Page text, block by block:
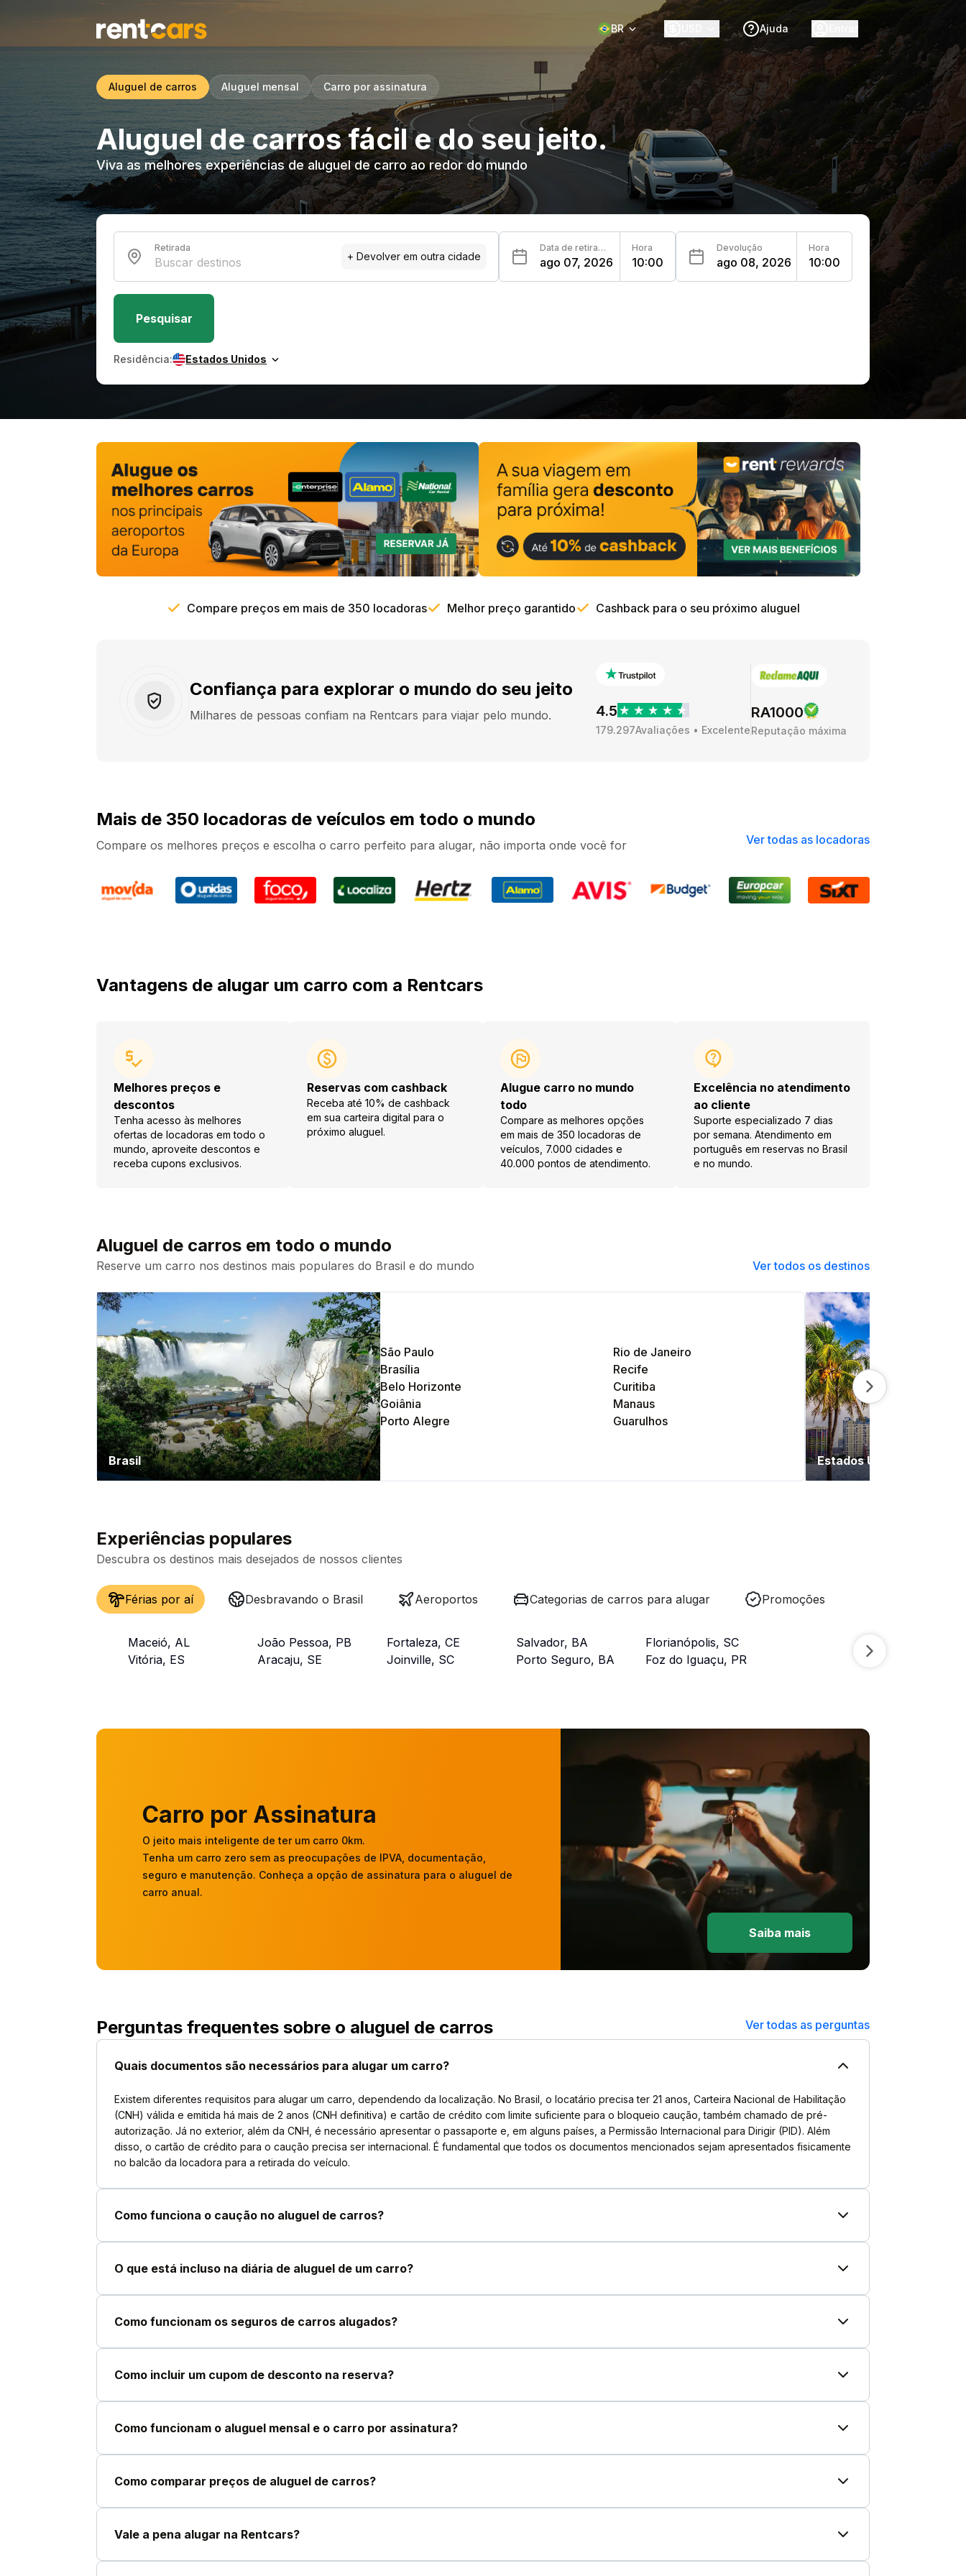
BR Ajuda
Aluguel de carros Aluguel mensal Carro por assinatura
Aluguel de carros fácil e do seu jeito.
Viva as melhores experiências de aluguel de carro ao redor do mundo
Retirada
+ Devolver em outra cidade
Data de retirada
ago 07, 2026
Hora
10:00
Devolução
ago 08, 2026
Hora
10:00
Pesquisar
Residência: Estados Unidos
Compare preços em mais de 350 locadoras Melhor preço garantido Cashback para o seu próximo aluguel
Confiança para explorar o mundo do seu jeito
Milhares de pessoas confiam na Rentcars para viajar pelo mundo. 4.5
179.297Avaliações • Excelente
RA1000
Reputação máxima
Mais de 350 locadoras de veículos em todo o mundo
Compare os melhores preços e escolha o carro perfeito para alugar, não importa onde você for Ver todas as locadoras
Vantagens de alugar um carro com a Rentcars
Melhores preços e
descontos
Tenha acesso às melhores
ofertas de locadoras em todo o
mundo, aproveite descontos e
receba cupons exclusivos.
Reservas com cashback
Receba até 10% de cashback
em sua carteira digital para o
próximo aluguel.
Alugue carro no mundo
todo
Compare as melhores opções
em mais de 350 locadoras de
veículos, 7.000 cidades e
40.000 pontos de atendimento.
Excelência no atendimento
ao cliente
Suporte especializado 7 dias
por semana. Atendimento em
português em reservas no Brasil
e no mundo.
Aluguel de carros em todo o mundo
Reserve um carro nos destinos mais populares do Brasil e do mundo Ver todos os destinos
Brasil
São Paulo
Rio de Janeiro
Brasília
Recife
Belo Horizonte
Curitiba
Goiânia
Manaus
Porto Alegre
Guarulhos
Estados Unidos e Canadá
Next slide
Experiências populares
Descubra os destinos mais desejados de nossos clientes
Férias por aí Desbravando o Brasil Aeroportos Categorias de carros para alugar Promoções
Maceió, AL João Pessoa, PB Fortaleza, CE Salvador, BA
Florianópolis, SC
Vitória, ES
Aracaju, SE Joinville, SC Porto Seguro, BA Foz do Iguaçu, PR
Carro por Assinatura
O jeito mais inteligente de ter um carro 0km.
Tenha um carro zero sem as preocupações de IPVA, documentação,
seguro e manutenção. Conheça a opção de assinatura para o aluguel de
carro anual.
Saiba mais
Perguntas frequentes sobre o aluguel de carros Ver todas as perguntas
Quais documentos são necessários para alugar um carro?
Existem diferentes requisitos para alugar um carro, dependendo da localização. No Brasil, o locatário precisa ter 21 anos, Carteira Nacional de Habilitação
(CNH) válida e emitida há mais de 2 anos (CNH definitiva) e cartão de crédito com limite suficiente para o bloqueio caução, também chamado de pré-
autorização. Já no exterior, além da CNH, é necessário apresentar o passaporte e, em alguns países, a Permissão Internacional para Dirigir (PID). Além
disso, o cartão de crédito para o caução precisa ser internacional. É fundamental que todos os documentos mencionados sejam apresentados fisicamente
no balcão da locadora para a retirada do veículo.
Como funciona o caução no aluguel de carros?
O que está incluso na diária de aluguel de um carro?
Como funcionam os seguros de carros alugados?
Como incluir um cupom de desconto na reserva?
Como funcionam o aluguel mensal e o carro por assinatura?
Como comparar preços de aluguel de carros?
Vale a pena alugar na Rentcars?